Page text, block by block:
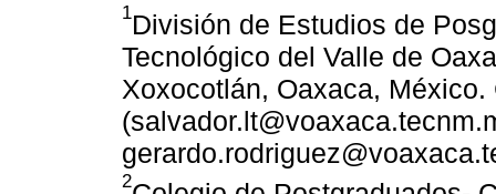
1División de Estudios de
Tecnológico del Valle de
Xoxocotlán, Oaxaca, México.
2